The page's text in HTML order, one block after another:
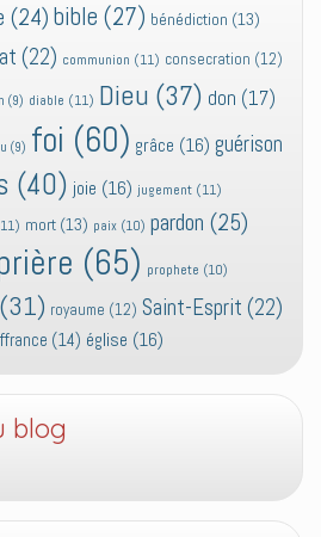
(24) bible (27) bénédiction (13)
(22) communion (11) consecration (12)
(9) diable (11) Dieu (37) don (17)
(9) foi (60) grâce (16) guérison
(40) joie (16) jugement (11)
mort (13) paix (10) pardon (25)
(65) prophete (10)
(31) royaume (12) Saint-Esprit (22)
(14) église (16)
blog